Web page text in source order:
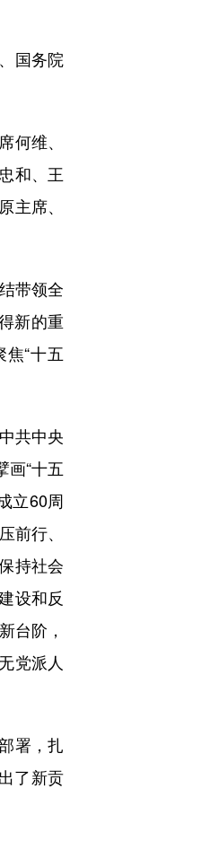
国务院
何维、
和、王
主席、
带领全
新的重
“十五
共中央
画“十五
立60周
前行、
持社会
设和反
台阶，
党派人
署，扎
了新贡